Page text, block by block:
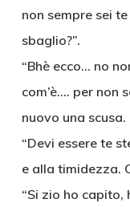
non sempre sei
sbaglio?”.
“Bhè ecco… no
com’è…. per non
nuovo una scusa.
“Devi essere te
e alla timidezza.
“Si zio ho capito,